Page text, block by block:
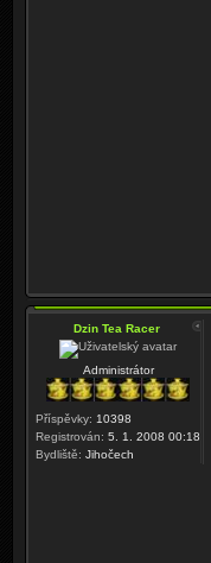
Dzin Tea Racer
Administrátor
Příspěvky: 10398
Registrován: 5. 1. 2008 00:18
Bydliště: Jihočech